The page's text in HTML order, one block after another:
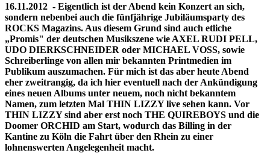
16.11.2012 - Eigentlich ist der Abend kein Konzert an sich,
sondern nebenbei auch die fünfjährige Jubiläumsparty des
ROCKS Magazins. Aus diesem Grund sind auch etliche
„Promis" der deutschen Musikszene wie AXEL RUDI PELL,
UDO DIERKSCHNEIDER oder MICHAEL VOSS, sowie
Schreiberlinge von allen mir bekannten Printmedien im
Publikum auszumachen. Für mich ist das aber heute Abend
eher zweitrangig, da ich hier eventuell nach der Ankündigung
eines neuen Albums unter neuem, noch nicht bekanntem
Namen, zum letzten Mal THIN LIZZY live sehen kann. Vor
THIN LIZZY sind aber erst noch THE QUIREBOYS und die
Doomer ORCHID am Start, wodurch das Billing in der
Kantine zu Köln die Fahrt über den Rhein zu einer
lohnenswerten Angelegenheit macht.